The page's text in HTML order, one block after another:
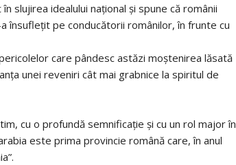
slujirea idealului național și spune că românii
însuflețit pe conducătorii românilor, în frunte cu
care pândesc astăzi moștenirea lăsată
unei reveniri cât mai grabnice la spiritul de
cu o profundă semnificație și cu un rol major în
este prima provincie română care, în anul